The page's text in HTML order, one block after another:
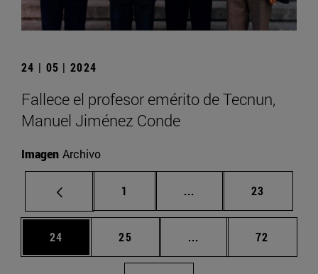
24 | 05 | 2024
Fallece el profesor emérito de Tecnun,
Manuel Jiménez Conde
Imagen Archivo
Página
1 ... Páginas intermedias
Página
23
Página
24 Página
25 ... Páginas intermedias
Página
72